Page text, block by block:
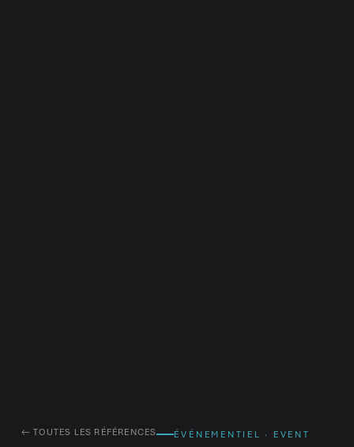
← TOUTES LES RÉFÉRENCES ÉVÉNEMENTIEL · EVENT